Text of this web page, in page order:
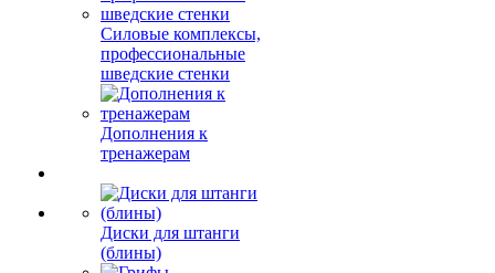
Силовые комплексы,
профессиональные
шведские стенки
Дополнения к
тренажерам
Диски для штанги
(блины)